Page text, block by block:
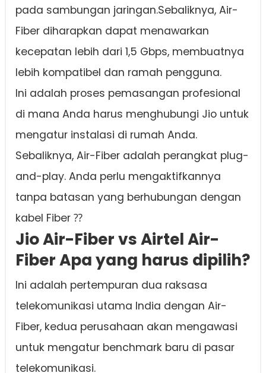
pada sambungan jaringan.Sebaliknya, Air-
Fiber diharapkan dapat menawarkan
kecepatan lebih dari 1,5 Gbps, membuatnya
lebih kompatibel dan ramah pengguna.
Ini adalah proses pemasangan profesional
di mana Anda harus menghubungi Jio untuk
mengatur instalasi di rumah Anda.
Sebaliknya, Air-Fiber adalah perangkat plug-
and-play. Anda perlu mengaktifkannya
tanpa batasan yang berhubungan dengan
kabel Fiber ⁇
Jio Air-Fiber vs Airtel Air-
Fiber Apa yang harus dipilih?
Ini adalah pertempuran dua raksasa
telekomunikasi utama India dengan Air-
Fiber, kedua perusahaan akan mengawasi
untuk mengatur benchmark baru di pasar
telekomunikasi.